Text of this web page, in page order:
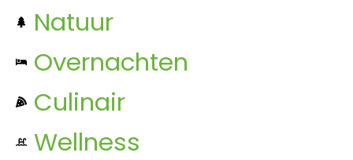
Natuur
Overnachten
Culinair
Wellness